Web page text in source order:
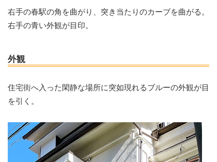
右手の春駅の角を曲がり、突き当たりのカーブを曲がる。
右手の青い外観が目印。
外観
住宅街へ入った閑静な場所に突如現れるブルーの外観が目
を引く。